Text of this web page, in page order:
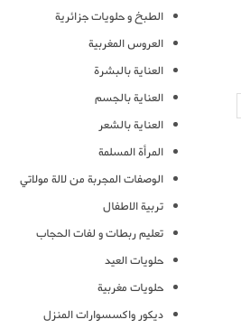
الطبخ و حلويات جزائرية
العروس المغربية
العناية بالبشرة
العناية بالجسم
العناية بالشعر
المرأة المسلمة
الوصفات المجربة من لالة مولاتي
تربية الاطفال
تعليم ربطات و لفات الحجاب
حلويات العيد
حلويات مغربية
ديكور واكسسوارات المنزل